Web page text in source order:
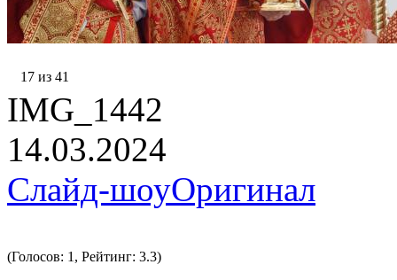
17 из 41
IMG_1442
14.03.2024
Слайд-шоуОригинал
(Голосов: 1, Рейтинг: 3.3)